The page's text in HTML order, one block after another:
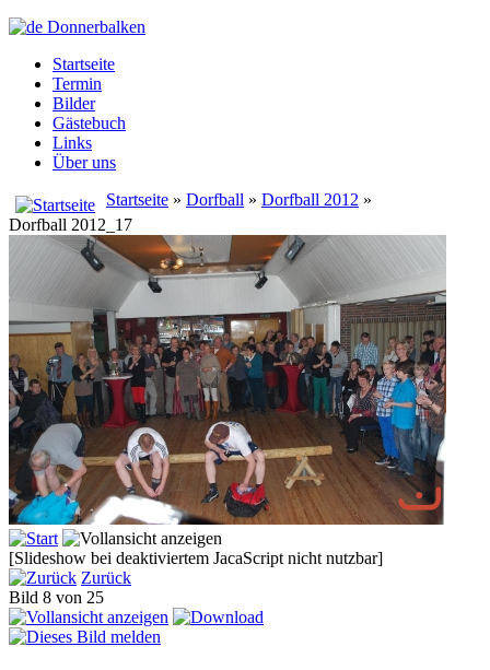
Startseite
Termin
Bilder
Gästebuch
Links
Über uns
Startseite » Dorfball » Dorfball 2012 »
Dorfball 2012_17
[Slideshow bei deaktiviertem JacaScript nicht nutzbar]
Zurück
Bild 8 von 25